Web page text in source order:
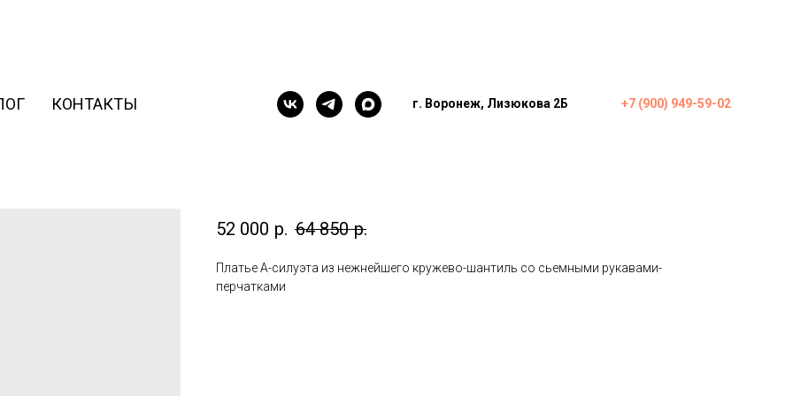
КОНТАКТЫ г. Воронеж, Лизюкова 2Б +7 (900) 949-59-02
52 000 р. 64 850 р.
Платье А-силуэта из нежнейшего кружево-шантиль со сьемными рукавами-
перчатками